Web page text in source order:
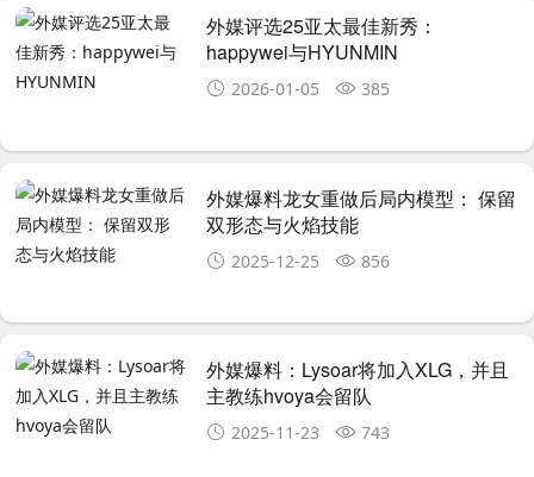
外媒评选25亚太最佳新秀：
happywei与HYUNMIN
2026-01-05 385
外媒爆料龙女重做后局内模型： 保留
双形态与火焰技能
2025-12-25 856
外媒爆料：Lysoar将加入XLG，并且
主教练hvoya会留队
2025-11-23 743